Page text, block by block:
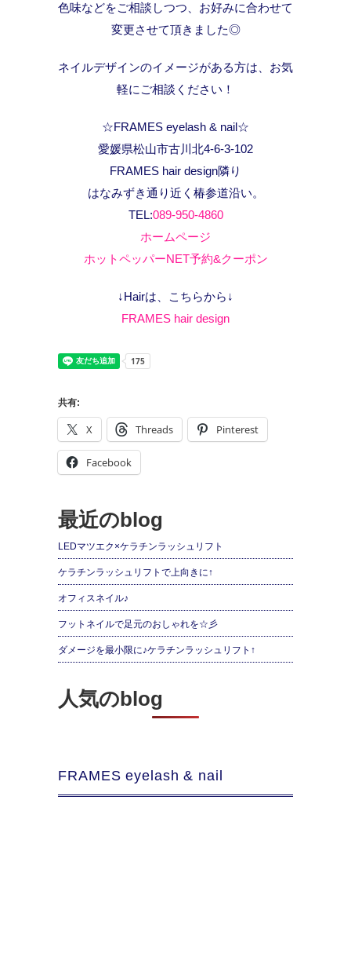
色味などをご相談しつつ、お好みに合わせて
変更させて頂きました◎
ネイルデザインのイメージがある方は、お気
軽にご相談ください！
☆FRAMES eyelash & nail☆
愛媛県松山市古川北4-6-3-102
FRAMES hair design隣り
はなみずき通り近く椿参道沿い。
TEL:089-950-4860
ホームページ
ホットペッパーNET予約&クーポン
↓Hairは、こちらから↓
FRAMES hair design
共有:
X Threads Pinterest
Facebook
最近のblog
LEDマツエク×ケラチンラッシュリフト
ケラチンラッシュリフトで上向きに↑
オフィスネイル♪
フットネイルで足元のおしゃれを☆彡
ダメージを最小限に♪ケラチンラッシュリフト↑
人気のblog
FRAMES eyelash & nail